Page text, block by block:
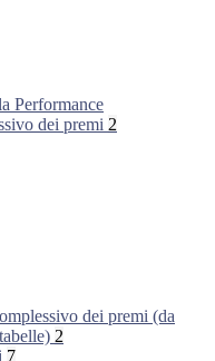
Performance
dei premi 2
dei premi (da
2
7